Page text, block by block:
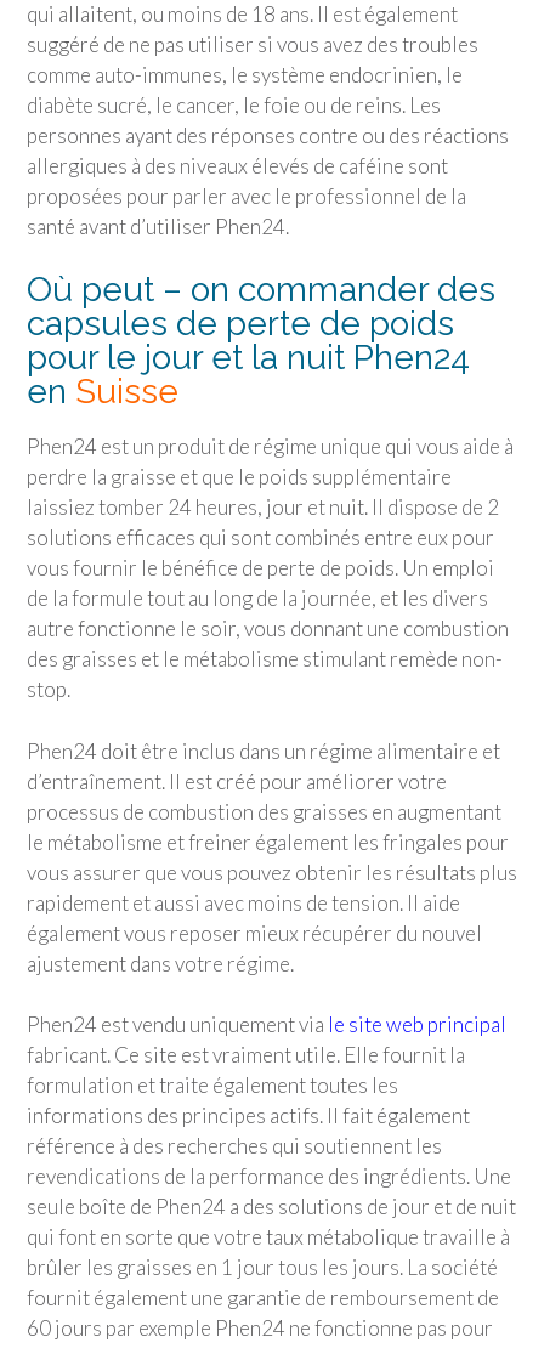
qui allaitent, ou moins de 18 ans. Il est également
suggéré de ne pas utiliser si vous avez des troubles
comme auto-immunes, le système endocrinien, le
diabète sucré, le cancer, le foie ou de reins. Les
personnes ayant des réponses contre ou des réactions
allergiques à des niveaux élevés de caféine sont
proposées pour parler avec le professionnel de la
santé avant d’utiliser Phen24.
Où peut – on commander des
capsules de perte de poids
pour le jour et la nuit Phen24
en Suisse
Phen24 est un produit de régime unique qui vous aide à
perdre la graisse et que le poids supplémentaire
laissiez tomber 24 heures, jour et nuit. Il dispose de 2
solutions efficaces qui sont combinés entre eux pour
vous fournir le bénéfice de perte de poids. Un emploi
de la formule tout au long de la journée, et les divers
autre fonctionne le soir, vous donnant une combustion
des graisses et le métabolisme stimulant remède non-
stop.
Phen24 doit être inclus dans un régime alimentaire et
d’entraînement. Il est créé pour améliorer votre
processus de combustion des graisses en augmentant
le métabolisme et freiner également les fringales pour
vous assurer que vous pouvez obtenir les résultats plus
rapidement et aussi avec moins de tension. Il aide
également vous reposer mieux récupérer du nouvel
ajustement dans votre régime.
Phen24 est vendu uniquement via le site web principal
fabricant. Ce site est vraiment utile. Elle fournit la
formulation et traite également toutes les
informations des principes actifs. Il fait également
référence à des recherches qui soutiennent les
revendications de la performance des ingrédients. Une
seule boîte de Phen24 a des solutions de jour et de nuit
qui font en sorte que votre taux métabolique travaille à
brûler les graisses en 1 jour tous les jours. La société
fournit également une garantie de remboursement de
60 jours par exemple Phen24 ne fonctionne pas pour